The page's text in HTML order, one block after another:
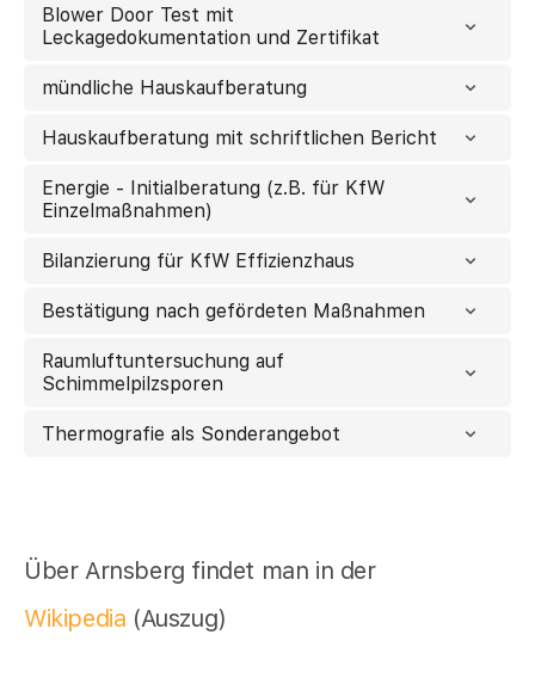
Blower Door Test mit
Leckagedokumentation und Zertifikat
mündliche Hauskaufberatung
Hauskaufberatung mit schriftlichen Bericht
Energie - Initialberatung (z.B. für KfW
Einzelmaßnahmen)
Bilanzierung für KfW Effizienzhaus
Bestätigung nach gefördeten Maßnahmen
Raumluftuntersuchung auf
Schimmelpilzsporen
Thermografie als Sonderangebot
Über Arnsberg findet man in der
Wikipedia (Auszug)